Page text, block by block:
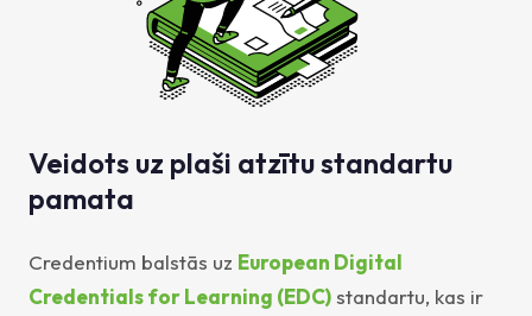
Veidots uz plaši atzītu standartu
pamata
Credentium balstās uz European Digital
Credentials for Learning (EDC)standartu, kas ir